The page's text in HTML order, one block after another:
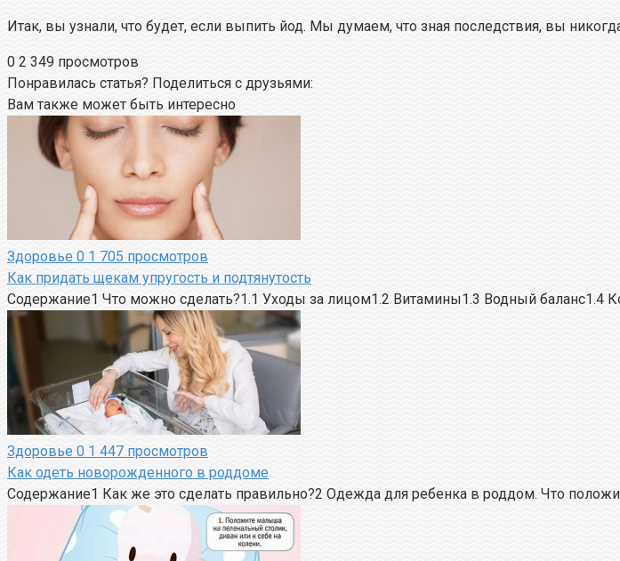
Итак, вы узнали, что будет, если выпить йод. Мы думаем, что зная последствия, вы
0 2 349 просмотров
Понравилась статья? Поделиться с друзьями:
Вам также может быть интересно
Здоровье 0 1 705 просмотров
Как придать щекам упругость и подтянутость
Содержание1 Что можно сделать?1.1 Уходы за лицом1.2 Витамины1.3 Водный баланс1.4
Здоровье 0 1 447 просмотров
Как одеть новорожденного в роддоме
Содержание1 Как же это сделать правильно?2 Одежда для ребенка в роддом. Что